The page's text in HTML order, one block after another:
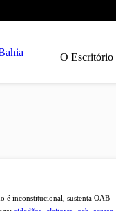
O Escritório
é inconstitucional, sustenta OAB